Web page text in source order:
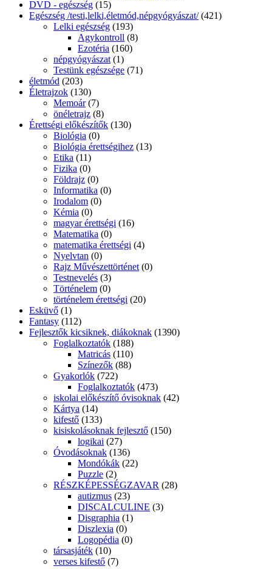
DVD - egészség (15)
Egészség /testi,lelki,életmód,népgyógyászat/ (421)
Lelki egészség (193)
Agykontroll (8)
Ezotéria (160)
népgyógyászat (1)
Testünk egészsége (71)
életmód (203)
Életrajzok (130)
Memoár (7)
önéletrajz (8)
Érettségi előkészítők (130)
Biológia (0)
Biológia érettségihez (13)
Etika (11)
Fizika (0)
Földrajz (0)
Informatika (0)
Irodalom (0)
Kémia (0)
magyar érettségi (16)
Matematika (0)
matematika érettségi (4)
Nyelvtan (0)
Rajz Művészettörténet (0)
Testnevelés (3)
Történelem (0)
történelem érettségi (20)
Esküvő (1)
Fantasy (112)
Fejlesztők kicsiknek, diákoknak (1390)
Foglalkoztatók (188)
Matricás (110)
Színezők (88)
Gyakorlók (722)
Foglalkoztatók (473)
iskolai előkészítő óvisoknak (42)
Kártya (14)
kifestő (133)
kisiskolásoknak fejlesztő (150)
logikai (27)
Óvodásoknak (136)
Mondókák (22)
Puzzle (2)
RÉSZKÉPESSÉGZAVAR (28)
autizmus (23)
DISCALCULINE (3)
Disgraphia (1)
Diszlexia (0)
Logopédia (0)
társasjáték (10)
verses kifestő (7)